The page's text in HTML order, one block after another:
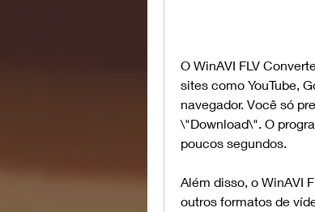
O WinAVI FLV
sites como YouTube,
navegador. Você só
\"Download\". O
poucos segundos.
Além disso, o WinAVI
outros formatos de